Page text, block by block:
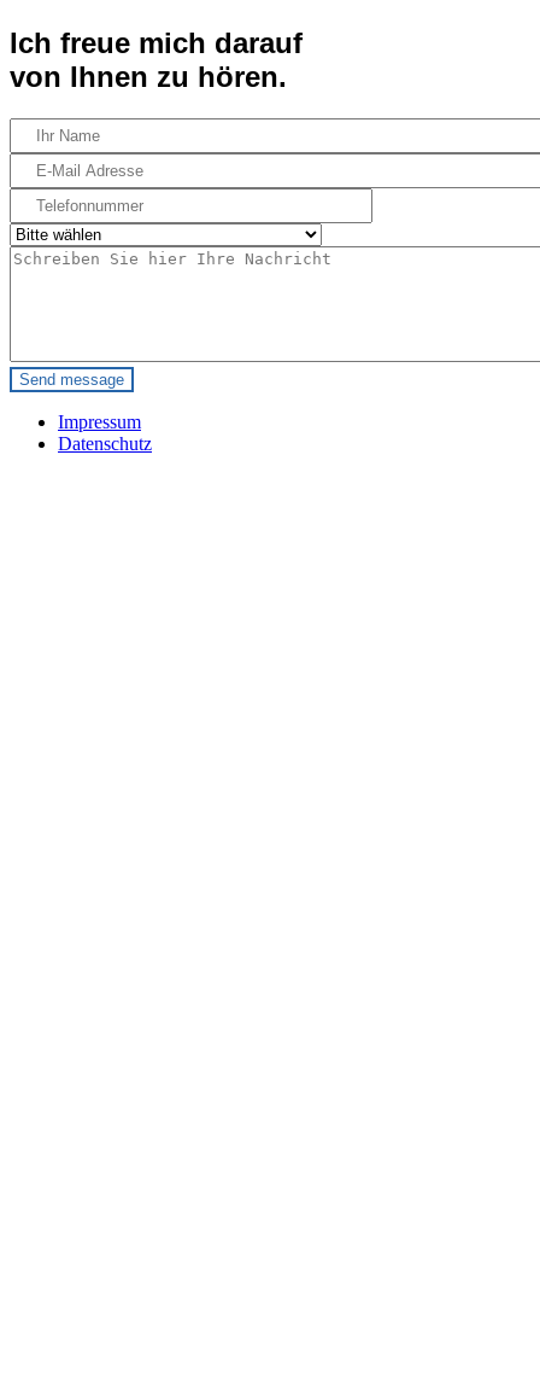
Ich freue mich darauf
von Ihnen zu hören.
Your
Name
Your
Email
Telefonnummer
Select
Message
Impressum
Datenschutz